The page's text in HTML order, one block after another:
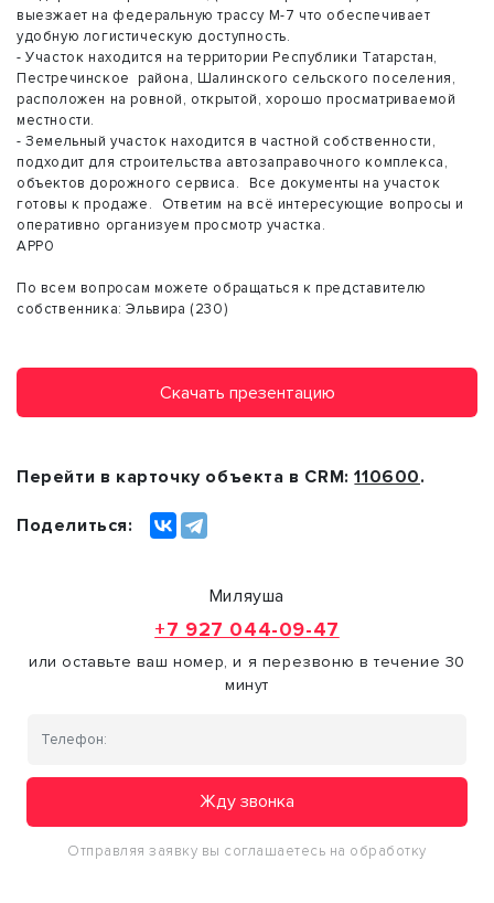
выезжает на федеральную трассу М-7 что обеспечивает
удобную логистическую доступность.
- Участок находится на территории Республики Татарстан,
Пестречинское района, Шалинского сельского поселения,
расположен на ровной, открытой, хорошо просматриваемой
местности.
- Земельный участок находится в частной собственности,
подходит для строительства автозаправочного комплекса,
объектов дорожного сервиса. Все документы на участок
готовы к продаже. Ответим на всё интересующие вопросы и
оперативно организуем просмотр участка.
АРР0
По всем вопросам можете обращаться к представителю
собственника: Эльвира (230)
Скачать презентацию
Перейти в карточку объекта в CRM:110600.
Поделиться:
Миляуша
+7 927 044-09-47
или оставьте ваш номер, и я перезвоню в течение 30
минут
Жду звонка
Отправляя заявку вы соглашаетесь на обработку